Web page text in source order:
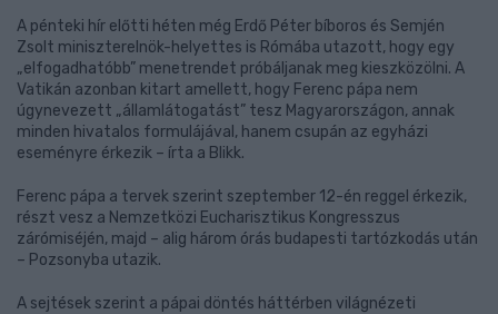
A pénteki hír előtti héten még Erdő Péter bíboros és Semjén
Zsolt miniszterelnök-helyettes is Rómába utazott, hogy egy
„elfogadhatóbb” menetrendet próbáljanak meg kieszközölni. A
Vatikán azonban kitart amellett, hogy Ferenc pápa nem
úgynevezett „államlátogatást” tesz Magyarországon, annak
minden hivatalos formulájával, hanem csupán az egyházi
eseményre érkezik – írta a Blikk.
Ferenc pápa a tervek szerint szeptember 12-én reggel érkezik,
részt vesz a Nemzetközi Eucharisztikus Kongresszus
zárómiséjén, majd – alig három órás budapesti tartózkodás után
– Pozsonyba utazik.
A sejtések szerint a pápai döntés háttérben világnézeti